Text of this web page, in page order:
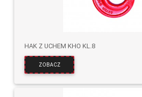
HAK Z UCHEM KHO KL.8
ZOBACZ